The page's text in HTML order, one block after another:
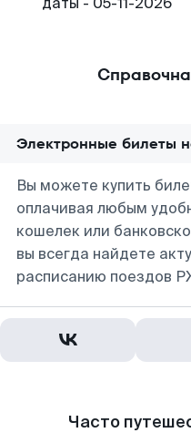
Электронные билеты
Вы можете купить
оплачивая любым
кошелек или
вы всегда найдете
расписанию поездов
Часто